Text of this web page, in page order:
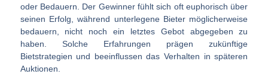
oder Bedauern. Der Gewinner fühlt sich oft euphorisch über
seinen Erfolg, während unterlegene Bieter möglicherweise
bedauern, nicht noch ein letztes Gebot abgegeben zu
haben. Solche Erfahrungen prägen zukünftige
Bietstrategien und beeinflussen das Verhalten in späteren
Auktionen.